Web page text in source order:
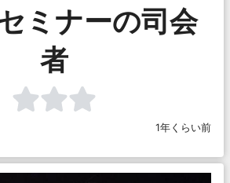
ミナーの司会
者
1年くらい前